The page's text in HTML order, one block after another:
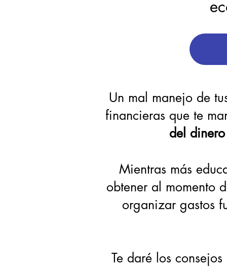
Un mal manejo de
financieras que te
del dinero
Mientras más
obtener al momento
organizar gastos
Te daré los